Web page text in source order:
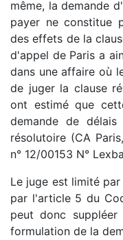
même, la demande
payer ne constitue
des effets de la
d'appel de Paris a
dans une affaire où
de juger la clause
ont estimé que
demande de
résolutoire (CA
n° 12/00153 N°
Le juge est limité
par l'article 5 du
peut donc
formulation de la